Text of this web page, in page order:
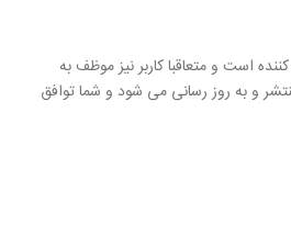
است و متعاقبا کاربر نیز موظف به
و به روز رسانی می شود و شما توافق